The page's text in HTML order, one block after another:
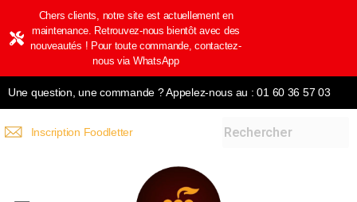
Chers clients, notre site est actuellement en
maintenance. Retrouvez-nous bientôt avec des
nouveautés ! Pour toute commande, contactez-
nous via WhatsApp
Une question, une commande ? Appelez-nous au : 01 60 36 57 03
Inscription Foodletter